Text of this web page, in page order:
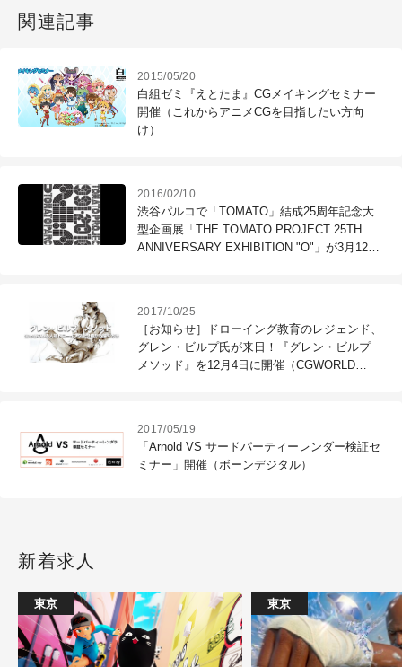
関連記事
2015/05/20
白組ゼミ『えとたま』CGメイキングセミナー
開催（これからアニメCGを目指したい方向
け）
2016/02/10
渋谷パルコで「TOMATO」結成25周年記念大
型企画展「THE TOMATO PROJECT 25TH
ANNIVERSARY EXHIBITION "O"」が3月12日
2017/10/25
［お知らせ］ドローイング教育のレジェンド、
グレン・ビルプ氏が来日！『グレン・ビルプ
メソッド』を12月4日に開催（CGWORLD
2017/05/19
「Arnold VS サードパーティーレンダー検証セ
ミナー」開催（ボーンデジタル）
新着求人
東京 東京